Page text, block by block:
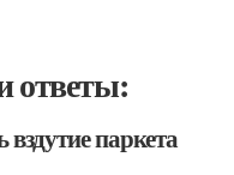
ответы:
паркета